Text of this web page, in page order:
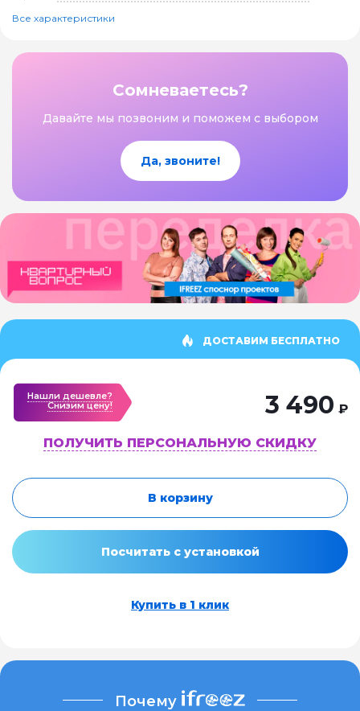
Все характеристики
Сомневаетесь?
Давайте мы позвоним и поможем с выбором
Да, звоните!
ДОСТАВИМ БЕСПЛАТНО
Нашли дешевле?
Cнизим цену!
3 490 ₽
ПОЛУЧИТЬ ПЕРСОНАЛЬНУЮ СКИДКУ
В корзину
Посчитать с установкой
Купить в 1 клик
Почему